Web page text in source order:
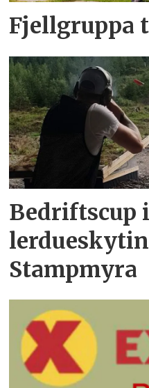
Fjellgruppa
Bedriftscup i
Stampmyra